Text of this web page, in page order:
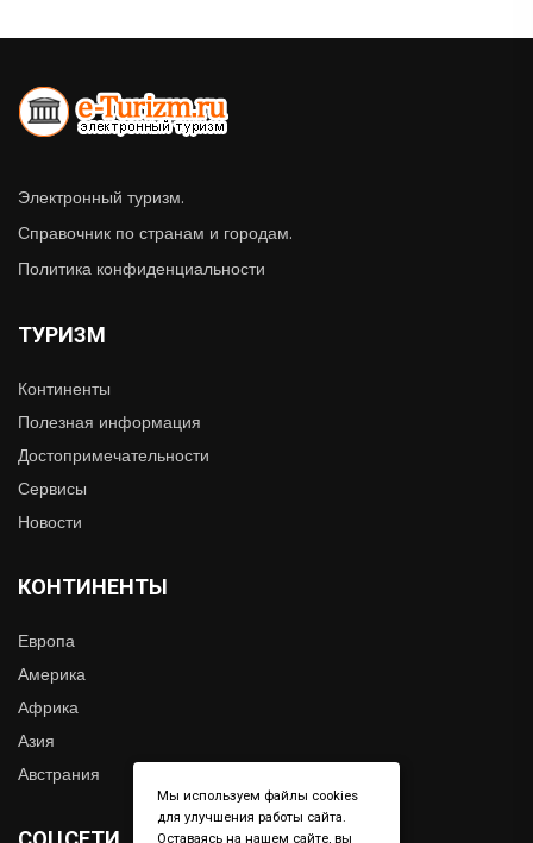
Электронный туризм.
Справочник по странам и городам.
Политика конфиденциальности
ТУРИЗМ
Континенты
Полезная информация
Достопримечательности
Сервисы
Новости
КОНТИНЕНТЫ
Европа
Америка
Африка
Азия
Австрания
Мы используем файлы cookies
для улучшения работы сайта.
Оставаясь на нашем сайте, вы